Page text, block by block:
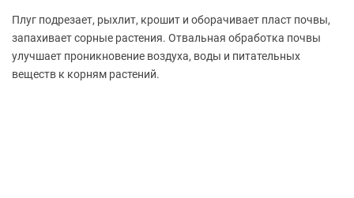
Плуг подрезает, рыхлит, крошит и оборачивает пласт почвы,
запахивает сорные растения. Отвальная обработка почвы
улучшает проникновение воздуха, воды и питательных
веществ к корням растений.